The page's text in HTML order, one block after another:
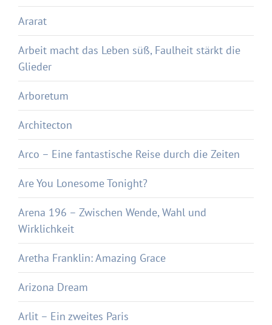
Ararat
Arbeit macht das Leben süß, Faulheit stärkt die
Glieder
Arboretum
Architecton
Arco – Eine fantastische Reise durch die Zeiten
Are You Lonesome Tonight?
Arena 196 – Zwischen Wende, Wahl und
Wirklichkeit
Aretha Franklin: Amazing Grace
Arizona Dream
Arlit – Ein zweites Paris